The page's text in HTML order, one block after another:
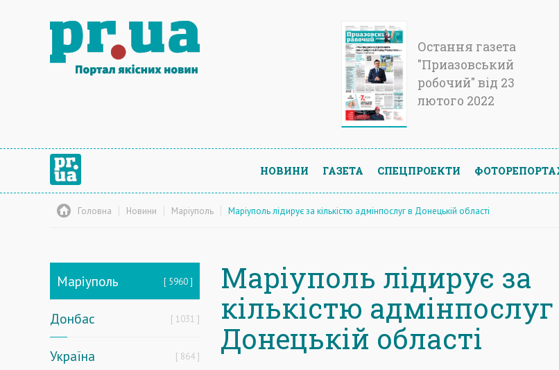
Остання газета
"Приазовський
робочий" від 23
лютого 2022
НОВИНИ ГАЗЕТА СПЕЦПРОЕКТИ
Головна Новини Маріуполь Маріуполь лідирує за кількістю адмінпослуг в Донецькій області
Маріуполь 5960
Донбас 1031
Україна 864
Маріуполь лідирує за
кількістю
Донецькій області